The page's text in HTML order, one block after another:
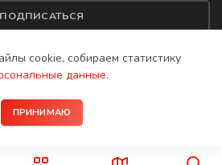
ПОДПИСАТЬСЯ
BAS-IP
cookie, собираем статистику
данные.
ПРИНИМАЮ